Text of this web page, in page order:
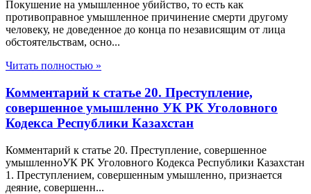
Покушение на умышленное убийство, то есть как
противоправное умышленное причинение смерти другому
человеку, не доведенное до конца по независящим от лица
обстоятельствам, осно...
Читать полностью »
Комментарий к статье 20. Преступление,
совершенное умышленно УК РК Уголовного
Кодекса Республики Казахстан
Комментарий к статье 20. Преступление, совершенное
умышленноУК РК Уголовного Кодекса Республики Казахстан
1. Преступлением, совершенным умышленно, признается
деяние, совершенн...